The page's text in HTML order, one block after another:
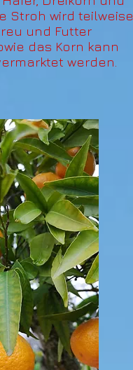
Stroh wird teilweise
und Futter
das Korn kann
werden.